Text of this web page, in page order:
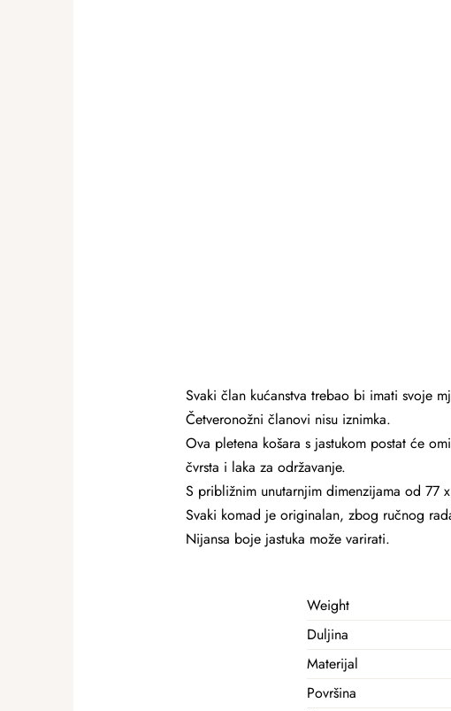
Svaki član kućanstva trebao bi imati svoje
Četveronožni članovi nisu iznimka.
Ova pletena košara s jastukom postat će
čvrsta i laka za održavanje.
S približnim unutarnjim dimenzijama od 77
Svaki komad je originalan, zbog ručnog
Nijansa boje jastuka može varirati.
Weight
Duljina
Materijal
Površina